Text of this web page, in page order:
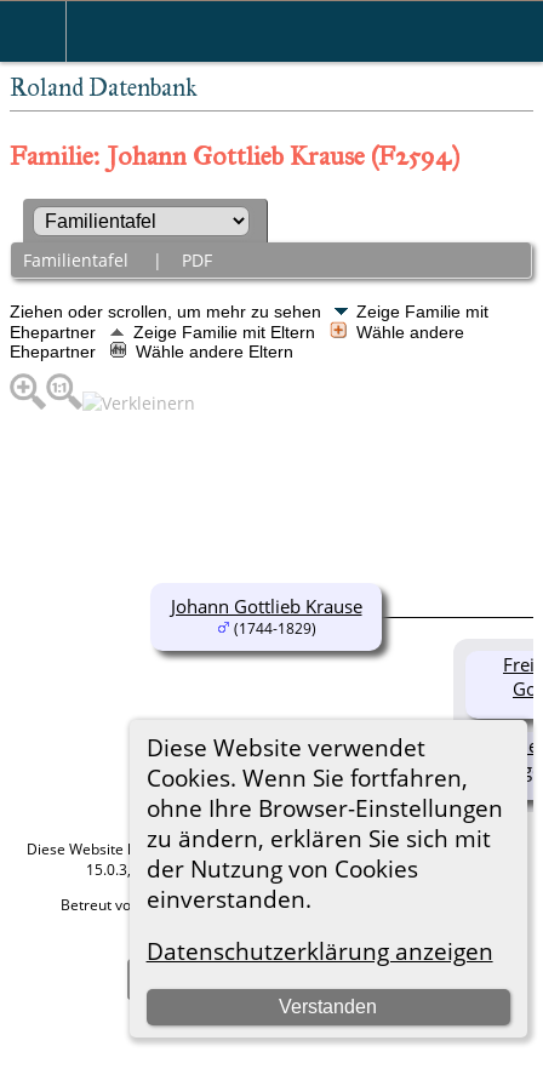
Roland Datenbank
Diese Website verwendet
Cookies. Wenn Sie fortfahren,
ohne Ihre Browser-Einstellungen
zu ändern, erklären Sie sich mit
der Nutzung von Cookies
einverstanden.
Datenschutzerklärung anzeigen
Verstanden
Familie: Johann Gottlieb Krause (F2594)
Familientafel | PDF
Ziehen oder scrollen, um mehr zu sehen
Zeige Familie mit
Ehepartner
Zeige Familie mit Eltern
Wähle andere
Ehepartner
Wähle andere Eltern
Johann Gottlieb Krause
(1744-1829)
Diese Website läuft mitThe Next Generation of Genealogy Sitebuilding
15.0.3, programmiert von Darrin Lythgoe © 2001-2026.
Betreut von
Roland zu Dortmund e.V.. |
Hier geht es zum Impressum